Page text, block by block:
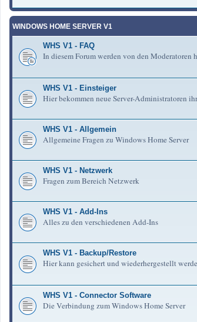
WINDOWS HOME SERVER V1
WHS V1 - FAQ
In diesem Forum werden von den
WHS V1 - Einsteiger
Hier bekommen neue Server-Administratoren
WHS V1 - Allgemein
Allgemeine Fragen zu Windows Home Server
WHS V1 - Netzwerk
Fragen zum Bereich Netzwerk
WHS V1 - Add-Ins
Alles zu den verschiedenen Add-Ins
WHS V1 - Backup/Restore
Hier kann gesichert und wiederhergestellt
WHS V1 - Connector Software
Die Verbindung zum Windows Home Server